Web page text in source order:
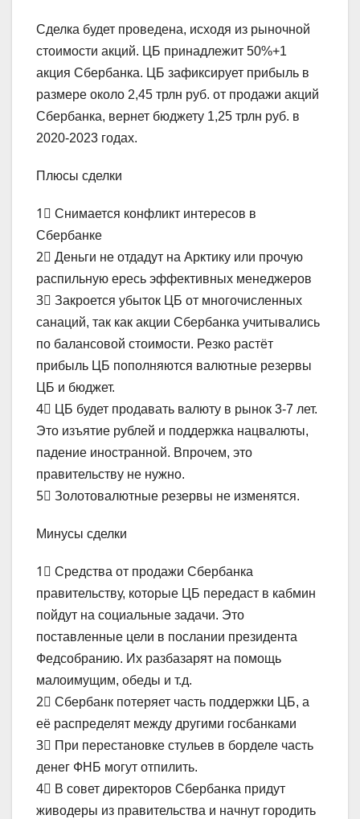
Сделка будет проведена, исходя из рыночной
стоимости акций. ЦБ принадлежит 50%+1
акция Сбербанка. ЦБ зафиксирует прибыль в
размере около 2,45 трлн руб. от продажи акций
Сбербанка, вернет бюджету 1,25 трлн руб. в
2020-2023 годах.
Плюсы сделки
1⃣ Снимается конфликт интересов в
Сбербанке
2⃣ Деньги не отдадут на Арктику или прочую
распильную ересь эффективных менеджеров
3⃣ Закроется убыток ЦБ от многочисленных
санаций, так как акции Сбербанка учитывались
по балансовой стоимости. Резко растёт
прибыль ЦБ пополняются валютные резервы
ЦБ и бюджет.
4⃣ ЦБ будет продавать валюту в рынок 3-7 лет.
Это изъятие рублей и поддержка нацвалюты,
падение иностранной. Впрочем, это
правительству не нужно.
5⃣ Золотовалютные резервы не изменятся.
Минусы сделки
1⃣ Средства от продажи Сбербанка
правительству, которые ЦБ передаст в кабмин
пойдут на социальные задачи. Это
поставленные цели в послании президента
Федсобранию. Их разбазарят на помощь
малоимущим, обеды и т.д.
2⃣ Сбербанк потеряет часть поддержки ЦБ, а
её распределят между другими госбанками
3⃣ При перестановке стульев в борделе часть
денег ФНБ могут отпилить.
4⃣ В совет директоров Сбербанка придут
живодеры из правительства и начнут городить